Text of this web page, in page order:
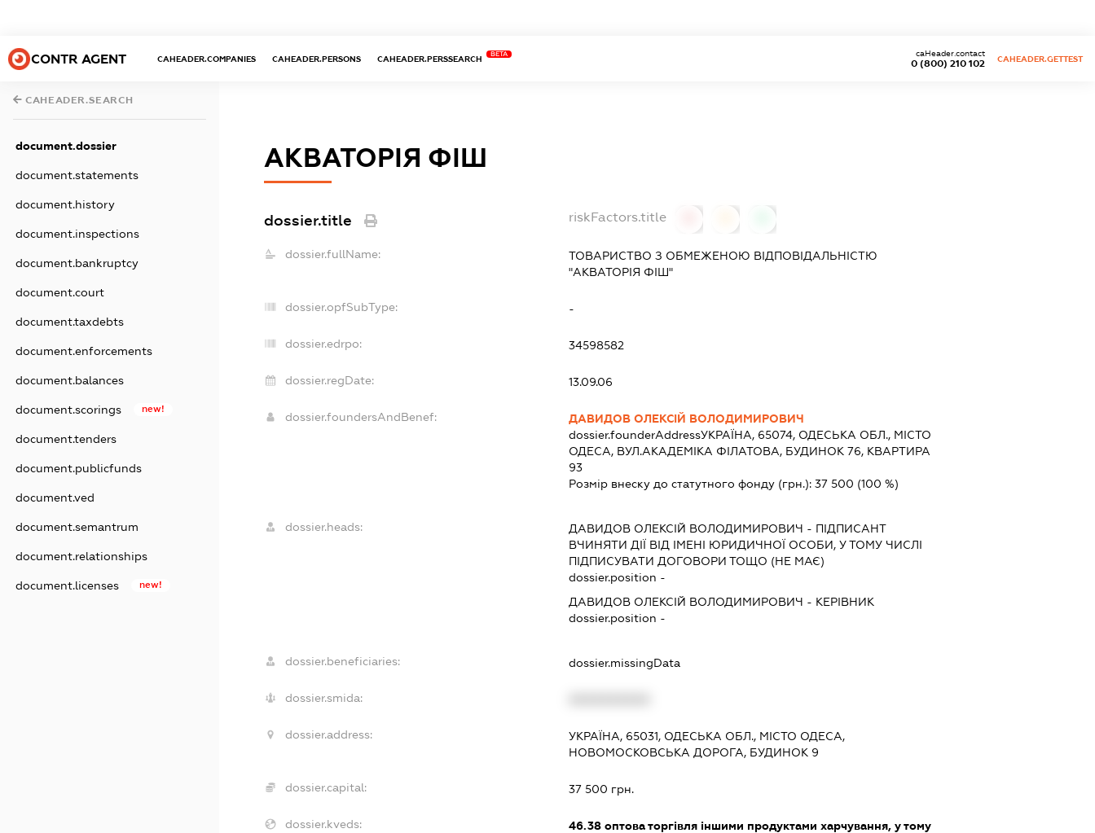
CONTR AGENT CAHEADER.COMPANIES CAHEADER.PERSONS CAHEADER.PERSSEARCH
BETA
0 (800) 210 102
caHeader.contact
CAHEADER.GETTEST
CAHEADER.SEARCH
document.dossier
document.statements
document.history
document.inspections
document.bankruptcy
document.court
document.taxdebts
document.enforcements
document.balances
document.scorings new!
document.tenders
document.publicfunds
document.ved
document.semantrum
document.relationships
document.licenses new!
АКВАТОРІЯ ФІШ
dossier.title riskFactors.title
dossier.fullName:
ТОВАРИСТВО З ОБМЕЖЕНОЮ ВІДПОВІДАЛЬНІСТЮ
"АКВАТОРІЯ ФІШ"
dossier.opfSubType: -
dossier.edrpo: 34598582
dossier.regDate: 13.09.06
dossier.foundersAndBenef:
ДАВИДОВ ОЛЕКСІЙ ВОЛОДИМИРОВИЧ
dossier.founderAddressУКРАЇНА, 65074, ОДЕСЬКА ОБЛ., МІСТО
ОДЕСА, ВУЛ.АКАДЕМІКА ФІЛАТОВА, БУДИНОК 76, КВАРТИРА
93
Розмір внеску до статутного фонду (грн.): 37 500 (100 %)
dossier.heads: ДАВИДОВ ОЛЕКСІЙ ВОЛОДИМИРОВИЧ - ПІДПИСАНТ
ВЧИНЯТИ ДІЇ ВІД ІМЕНІ ЮРИДИЧНОЇ ОСОБИ, У ТОМУ ЧИСЛІ
ПІДПИСУВАТИ ДОГОВОРИ ТОЩО (НЕ МАЄ)
dossier.position -
ДАВИДОВ ОЛЕКСІЙ ВОЛОДИМИРОВИЧ - КЕРІВНИК
dossier.position -
dossier.beneficiaries: dossier.missingData
dossier.smida:
dossier.address:
УКРАЇНА, 65031, ОДЕСЬКА ОБЛ., МІСТО ОДЕСА,
НОВОМОСКОВСЬКА ДОРОГА, БУДИНОК 9
dossier.capital: 37 500 грн.
dossier.kveds: 46.38оптова торгівля іншими продуктами харчування, у тому